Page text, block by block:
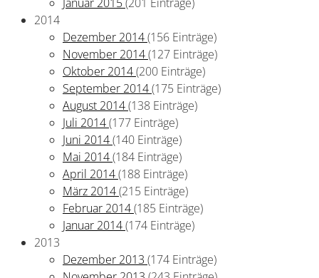
2014
Dezember 2014(156 Einträge)
November 2014(127 Einträge)
Oktober 2014(200 Einträge)
September 2014(175 Einträge)
August 2014(138 Einträge)
Juli 2014(177 Einträge)
Juni 2014(140 Einträge)
Mai 2014(184 Einträge)
April 2014(188 Einträge)
März 2014(215 Einträge)
Februar 2014(185 Einträge)
Januar 2014(174 Einträge)
2013
Dezember 2013 (174 Einträge)